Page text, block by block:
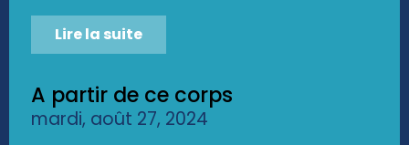
Lire la suite
A partir de ce corps
mardi, août 27, 2024